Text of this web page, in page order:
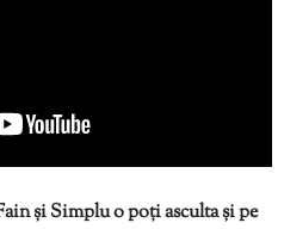
și Simplu o poți asculta și pe